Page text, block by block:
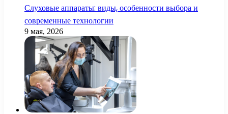
Слуховые аппараты: виды, особенности выбора и
современные технологии
9 мая, 2026